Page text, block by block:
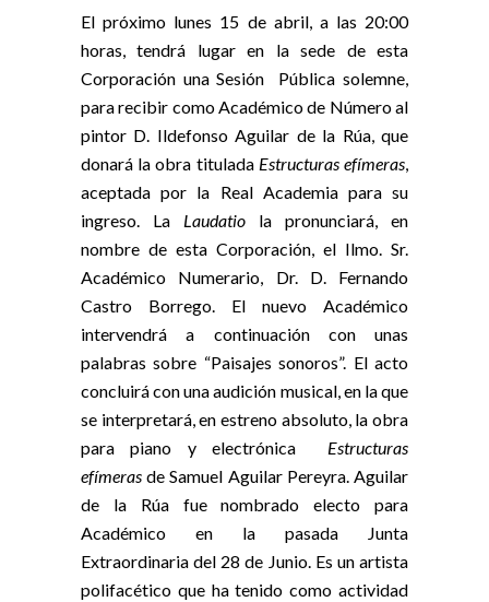
El próximo lunes 15 de abril, a las 20:00
horas, tendrá lugar en la sede de esta
Corporación una Sesión Pública solemne,
para recibir como Académico de Número al
pintor D. Ildefonso Aguilar de la Rúa, que
donará la obra titulada Estructuras efímeras,
aceptada por la Real Academia para su
ingreso. La Laudatio la pronunciará, en
nombre de esta Corporación, el Ilmo. Sr.
Académico Numerario, Dr. D. Fernando
Castro Borrego. El nuevo Académico
intervendrá a continuación con unas
palabras sobre “Paisajes sonoros”. El acto
concluirá con una audición musical, en la que
se interpretará, en estreno absoluto, la obra
para piano y electrónica Estructuras
efímeras de Samuel Aguilar Pereyra. Aguilar
de la Rúa fue nombrado electo para
Académico en la pasada Junta
Extraordinaria del 28 de Junio. Es un artista
polifacético que ha tenido como actividad